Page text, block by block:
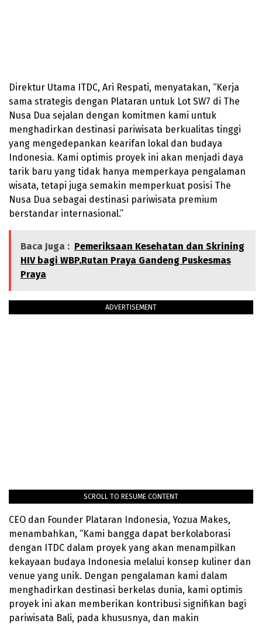
Direktur Utama ITDC, Ari Respati, menyatakan, “Kerja
sama strategis dengan Plataran untuk Lot SW7 di The
Nusa Dua sejalan dengan komitmen kami untuk
menghadirkan destinasi pariwisata berkualitas tinggi
yang mengedepankan kearifan lokal dan budaya
Indonesia. Kami optimis proyek ini akan menjadi daya
tarik baru yang tidak hanya memperkaya pengalaman
wisata, tetapi juga semakin memperkuat posisi The
Nusa Dua sebagai destinasi pariwisata premium
berstandar internasional.”
Baca Juga : Pemeriksaan Kesehatan dan Skrining
HIV bagi WBP,Rutan Praya Gandeng Puskesmas
Praya
ADVERTISEMENT
SCROLL TO RESUME CONTENT
CEO dan Founder Plataran Indonesia, Yozua Makes,
menambahkan, “Kami bangga dapat berkolaborasi
dengan ITDC dalam proyek yang akan menampilkan
kekayaan budaya Indonesia melalui konsep kuliner dan
venue yang unik. Dengan pengalaman kami dalam
menghadirkan destinasi berkelas dunia, kami optimis
proyek ini akan memberikan kontribusi signifikan bagi
pariwisata Bali, pada khususnya, dan makin